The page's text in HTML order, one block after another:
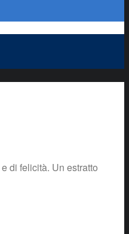
di felicità. Un estratto